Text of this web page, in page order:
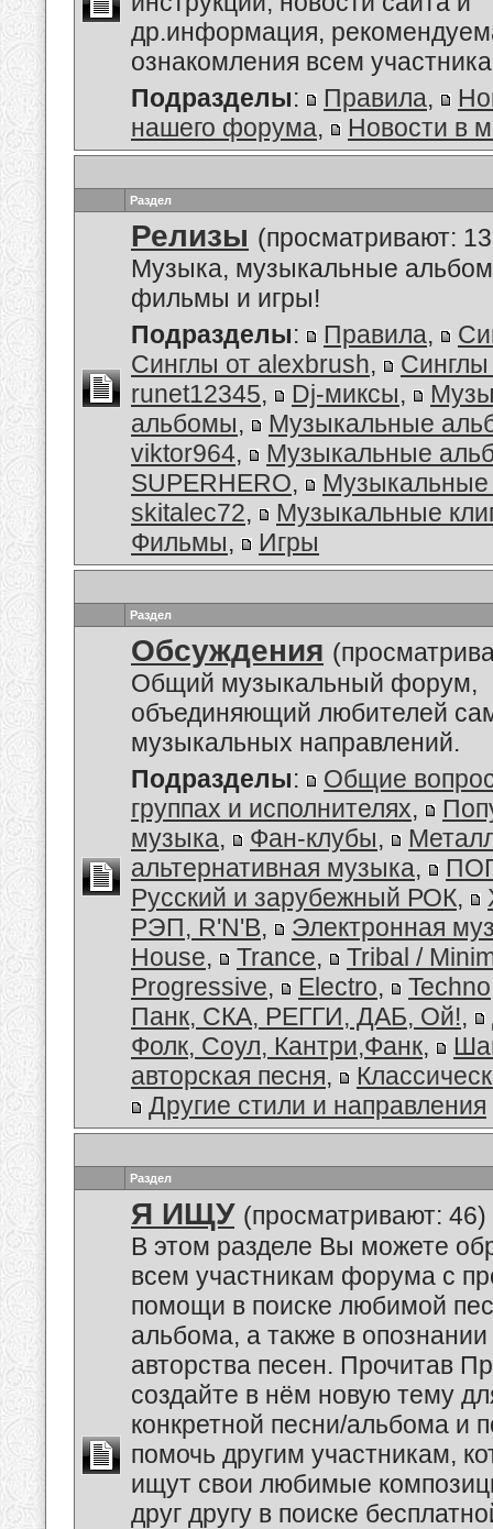
др.информация,
ознакомления всем
Подразделы: Правила,
нашего форума, Новости в
Раздел
Релизы (просматривают:
Музыка, музыкальные
фильмы и игры!
Подразделы: Правила,
Синглы от alexbrush,
Синглы
runet12345, Dj-миксы,
альбомы,
Музыкальные
viktor964,
Музыкальные
SUPERHERO,
skitalec72,
Музыкальные
Фильмы, Игры
Раздел
Обсуждения
Общий музыкальный форум,
объединяющий любителей
музыкальных направлений.
Подразделы:
Общие
группах и исполнителях,
музыка, Фан-клубы,
альтернативная музыка,
Русский и зарубежный РОК,
РЭП, R'N'B,
Электронная
House, Trance,
Tribal /
Progressive, Electro, Techno
Панк, СКА, РЕГГИ, ДАБ, Ой!,
Фолк, Соул, Кантри,Фанк,
авторская песня,
Другие стили и направления
Раздел
Я ИЩУ (просматривают: 46)
В этом разделе Вы можете
всем участникам форума с
помощи в поиске любимой
альбома, а также в
авторства песен. Прочитав
создайте в нём новую тему
конкретной песни/альбома и
помочь другим участникам,
ищут свои любимые
друг другу в поиске